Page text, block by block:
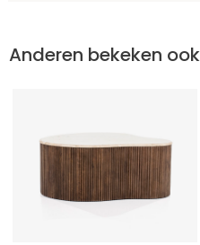
Anderen bekeken ook